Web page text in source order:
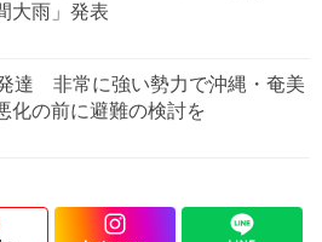
大雨」発表
達 非常に強い勢力で沖縄・奄美
の前に避難の検討を